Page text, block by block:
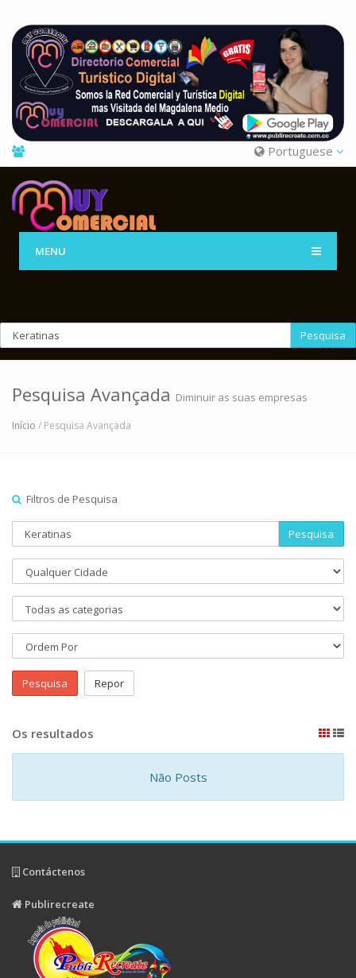
Portuguese
MENU
Pesquisa
Pesquisa Avançada Diminuir as suas empresas
Início / Pesquisa Avançada
Filtros de Pesquisa
Pesquisa
Pesquisa Repor
Os resultados
Não Posts
Contáctenos
Publirecreate